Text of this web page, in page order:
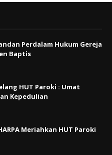
Perdalam Hukum Gereja
Baptis
HUT Paroki : Umat
Kepedulian
Meriahkan HUT Paroki